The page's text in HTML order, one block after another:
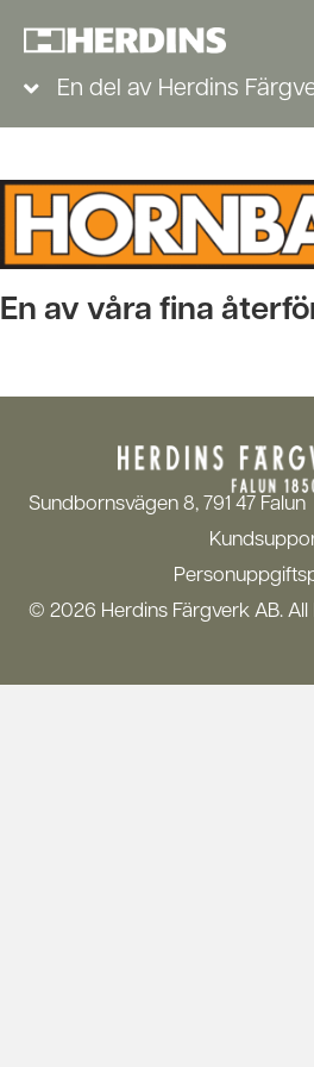
En del av Herdins
En av våra fina
Sundbornsvägen 8, 791 47 Falun
© 2026 Herdins Färgverk AB. All